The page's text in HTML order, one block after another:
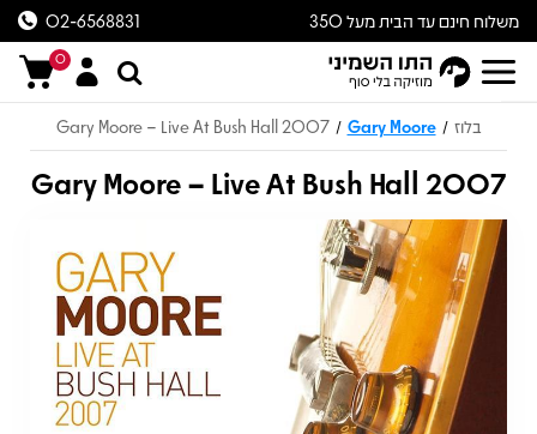
משלוח חינם עד הבית מעל 350
ש״ח
02-6568831
0
בלוז /
Gary Moore
/
Gary Moore – Live At Bush Hall 2007
Gary Moore – Live At Bush Hall 2007